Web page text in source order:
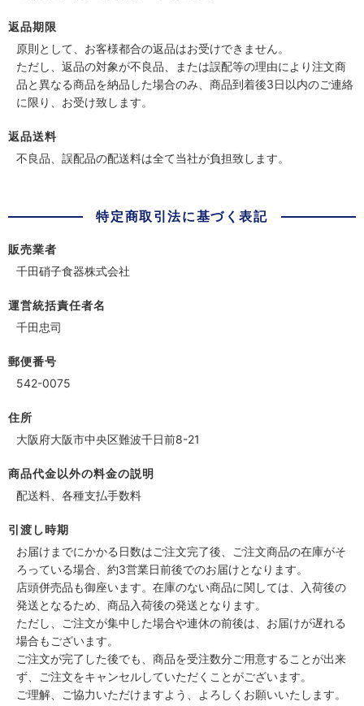
返品期限
原則として、お客様都合の返品はお受けできません。
ただし、返品の対象が不良品、または誤配等の理由により注文商
品と異なる商品を納品した場合のみ、商品到着後3日以内のご連絡
に限り、お受け致します。
返品送料
不良品、誤配品の配送料は全て当社が負担致します。
特定商取引法に基づく表記
販売業者
千田硝子食器株式会社
運営統括責任者名
千田忠司
郵便番号
542-0075
住所
大阪府大阪市中央区難波千日前8-21
商品代金以外の料金の説明
配送料、各種支払手数料
引渡し時期
お届けまでにかかる日数はご注文完了後、ご注文商品の在庫がそ
ろっている場合、約3営業日前後でのお届けとなります。
店頭併売品も御座います。在庫のない商品に関しては、入荷後の
発送となるため、商品入荷後の発送となります。
ただし、ご注文が集中した場合や連休の前後は、お届けが遅れる
場合もございます。
ご注文が完了した後でも、商品を受注数分ご用意することが出来
ず、ご注文をキャンセルしていただくことがございます。
ご理解、ご協力いただけますよう、よろしくお願いいたします。